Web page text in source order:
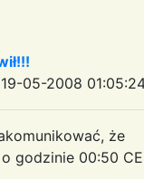
19-05-2008
że
godzinie 00:50